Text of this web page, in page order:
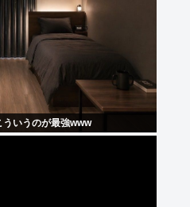
ういうのが最強www